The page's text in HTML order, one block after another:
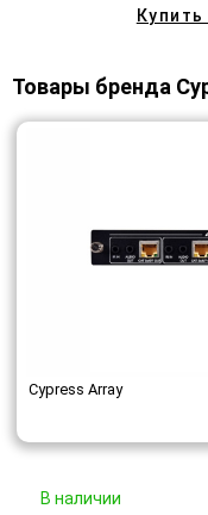
Товары бренда
Cypress Array
В наличии